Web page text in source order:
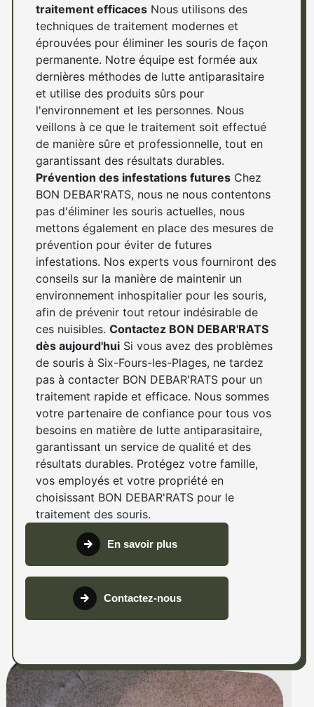
traitement efficaces Nous utilisons des
techniques de traitement modernes et
éprouvées pour éliminer les souris de façon
permanente. Notre équipe est formée aux
dernières méthodes de lutte antiparasitaire
et utilise des produits sûrs pour
l'environnement et les personnes. Nous
veillons à ce que le traitement soit effectué
de manière sûre et professionnelle, tout en
garantissant des résultats durables.
Prévention des infestations futures Chez
BON DEBAR'RATS, nous ne nous contentons
pas d'éliminer les souris actuelles, nous
mettons également en place des mesures de
prévention pour éviter de futures
infestations. Nos experts vous fourniront des
conseils sur la manière de maintenir un
environnement inhospitalier pour les souris,
afin de prévenir tout retour indésirable de
ces nuisibles.Contactez BON DEBAR'RATS
dès aujourd'hui Si vous avez des problèmes
de souris à Six-Fours-les-Plages, ne tardez
pas à contacter BON DEBAR'RATS pour un
traitement rapide et efficace. Nous sommes
votre partenaire de confiance pour tous vos
besoins en matière de lutte antiparasitaire,
garantissant un service de qualité et des
résultats durables. Protégez votre famille,
vos employés et votre propriété en
choisissant BON DEBAR'RATS pour le
traitement des souris.
En savoir plus
Contactez-nous